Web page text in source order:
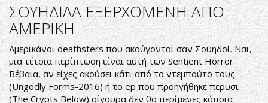
ΣΟΥΗΔΙΛΑ ΕΞΕΡΧΟΜΕΝΗ ΑΠΟ
ΑΜΕΡΙΚΗ
Αμερικάνοι deathsters που ακούγονται σαν Σουηδοί. Ναι,
μια τέτοια περίπτωση είναι αυτή των Sentient Horror.
Βέβαια, αν είχες ακούσει κάτι από το ντεμπούτο τους
(Ungodly Forms-2016) ή το ep που προηγήθηκε πέρυσι
(The Crypts Below) σίγουρα δεν θα περίμενες κάποια